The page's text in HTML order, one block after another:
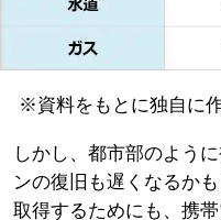
※資料をもとに独自に作
しかし、都市部のよう
ンの復旧も遅くなるか
取得するためにも、携